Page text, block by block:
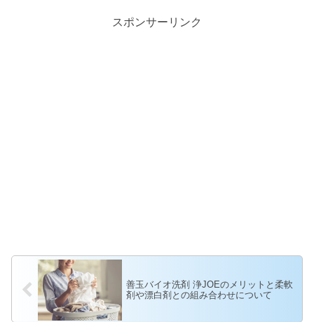
スポンサーリンク
善玉バイオ洗剤 浄JOEのメリットと柔軟
剤や漂白剤との組み合わせについて